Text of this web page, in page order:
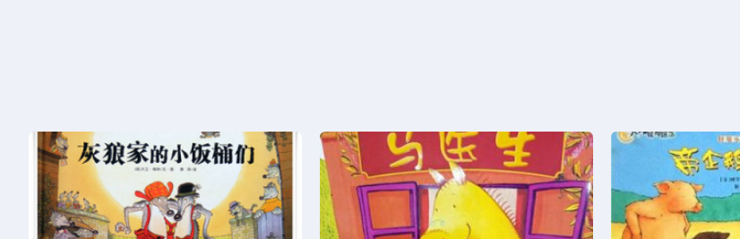
正在为您加载新内容